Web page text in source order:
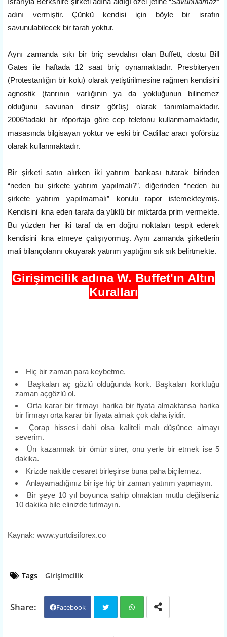
adını vermiştir. Çünkü kendisi için böyle bir israfın
savunulabilecek bir tarafı yoktur.
Aynı zamanda sıkı bir briç sevdalısı olan Buffett, dostu Bill
Gates ile haftada 12 saat briç oynamaktadır. Presbiteryen
(Protestanlığın bir kolu) olarak yetiştirilmesine rağmen kendisini
agnostik (tanrının varlığının ya da yokluğunun bilinemez
olduğunu savunan dinsiz görüş) olarak tanımlamaktadır.
2006’tadaki bir röportaja göre cep telefonu kullanmamaktadır,
masasında bilgisayarı yoktur ve eski bir Cadillac aracı şoförsüz
olarak kullanmaktadır.
Bir şirketi satın alırken iki yatırım bankası tutarak birinden
“neden bu şirkete yatırım yapılmalı?”, diğerinden “neden bu
şirkete yatırım yapılmamalı” konulu rapor istemekteymiş.
Kendisini ikna eden tarafa da yüklü bir miktarda prim vermekte.
Bu yüzden her iki taraf da en doğru noktaları tespit ederek
kendisini ikna etmeye çalışıyormuş. Aynı zamanda şirketlerin
mali bilançolarını okuyarak yatırım yaptığını sık sık belirtmekte.
Girişimcilik adına W. Buffet'ın Altın
Kuralları
Hiç bir zaman para keybetme.
Başkaları aç gözlü olduğunda kork. Başkaları korktuğu
zaman açgözlü ol.
Orta karar bir firmayı harika bir fiyata almaktansa harika
bir firmayı orta karar bir fiyata almak çok daha iyidir.
Çorap hissesi dahi olsa kaliteli malı düşünce almayı
severim.
Ün kazanmak bir ömür sürer, onu yerle bir etmek ise 5
dakika.
Krizde nakitle cesaret birleşirse buna paha biçilemez.
Anlayamadığınız bir işe hiç bir zaman yatırım yapmayın.
Bir şeye 10 yıl boyunca sahip olmaktan mutlu değilseniz
10 dakika bile elinizde tutmayın.
Kaynak: www.yurtdisiforex.co
Tags Girişimcilik
Facebook